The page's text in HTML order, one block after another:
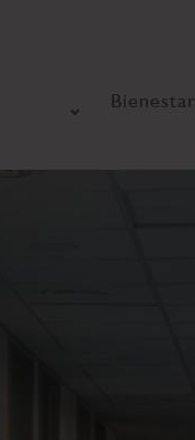
Bienestar